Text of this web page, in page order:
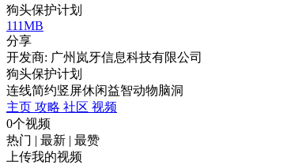
狗头保护计划
111MB
分享
开发商: 广州岚牙信息科技有限公司
狗头保护计划
连线简约竖屏休闲益智动物脑洞
主页 攻略 社区 视频
0个视频
热门 | 最新 | 最赞
上传我的视频